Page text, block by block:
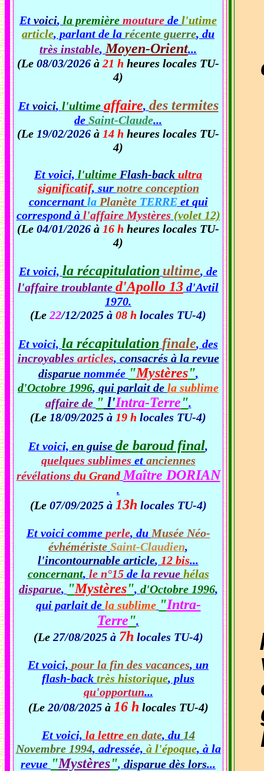
Et voici, la première mouture de l'utime
article, parlant de la récente guerre, du
très instable, Moyen-Orient...
(Le 08/03/2026 à 21 h heures locales TU-
4)
Et voici, l'ultime affaire, des termites
de Saint-Claude...
(Le 19/02/2026 à 14 h heures locales TU-
4)
Et voici, l'ultime Flash-back ultra
significatif, sur notre conception
concernant la PlanèteTERREet qui
correspond à l'affaire Mystères (volet 12)
(Le 04/01/2026 à 16 h heures locales TU-
4)
Et voici, la récapitulation ultime, de
l'affaire troublante d'Apollo 13 d'Avtil
1970.
(Le 22/12/2025 à 08 h locales TU-4)
Et voici, la récapitulation finale, des
incroyables articles, consacrés à la revue
disparuenommée "Mystères",
d'Octobre 1996, qui parlait de la sublime
affaire de " l'Intra-Terre".
(Le 18/09/2025 à 19 h locales TU-4)
Et voici, en guise de baroud final,
quelques sublimes et anciennes
révélations du Grand Maître DORIAN
.
(Le 07/09/2025 à 13h locales TU-4)
Et voici comme perle, du Musée Néo-
évhémériste Saint-Claudien,
l'incontournable article, 12 bis...
concernant, le n°15de la revue hélas
disparue, "Mystères", d'Octobre 1996,
qui parlait de la sublime "Intra-
Terre".
(Le 27/08/2025 à 7h locales TU-4)
Et voici, pour la fin des vacances, un
flash-back très historique, plus
qu'opportun...
(Le 20/08/2025à 16 h locales TU-4)
Et voici, la lettre en date, du 14
Novembre 1994, adressée, à l'époque, à la
revue "Mystères", disparue dès lors...